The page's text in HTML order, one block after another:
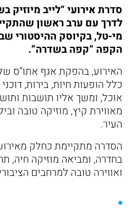
סדרת אירועי “לייב מיוזיק
לדרך עם ערב ראשון
מי-טל, בקיוסק ההיסטורי
הקפה “קפה בשדרה”.
האירוע, בהפקת אגף אתו”ס
כלל הופעות חיות, בירות, דוכני
אוכל, ומשך אליו תושבות
מאווירת קיץ, מוזיקה טובה
העיר.
הסדרה מתקיימת כחלק
בחדרה, ומביאה מוזיקה חיה,
ואווירה טובה למרחבים
ירושלים
תל אביב